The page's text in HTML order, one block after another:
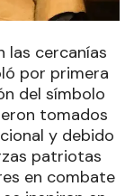
las cercanías
por primera
del símbolo
tomados
y debido
patriotas
en combate